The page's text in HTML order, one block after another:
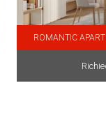
ROMANTIC